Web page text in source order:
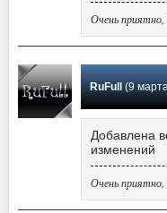
Очень
RuFull(9 марта
Добавлена
изменений
Очень